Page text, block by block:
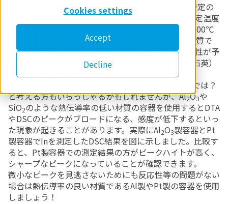
Cookies settings
Accept
Decline
TG-DSCやTG-DTA、DSCでは、通常、サンプルを特定の
試料容器（パン）に入れて測定します。一般的に測定温度
範囲が500℃以下であればAl（アルミニウム）製、500℃
以上であればPt（白金）製を使用しますが、容器材質で
あるAlやPtとサンプルあるいは反応生成物との反応性が予
測される場合には、Al2O 3（アルミナ）製やSiO
（石英）
製試料容器を選択します。
製試料容器を使用すればいいのでは？
と考える方もいらっしゃるかもしれませんが、Al2O3や
SiO2のような熱伝導率の低い材質の容器を使用するとDTA
やDSCのピークがブロードになる、感度が低下するといっ
た現象が起きることがあります。実際にAl2O3製容器とPt
製容器でInを測定したDSC結果を図に示しました。比較す
ると、Pt製容器での測定結果の方がピークハイトが高く、
シャープなピークになっていることが確認できます。
微小なピークを見逃さないためにも反応性等の問題がない
場合は熱伝導率の良い材質であるAl製やPt製の容器を使用
しましょう！